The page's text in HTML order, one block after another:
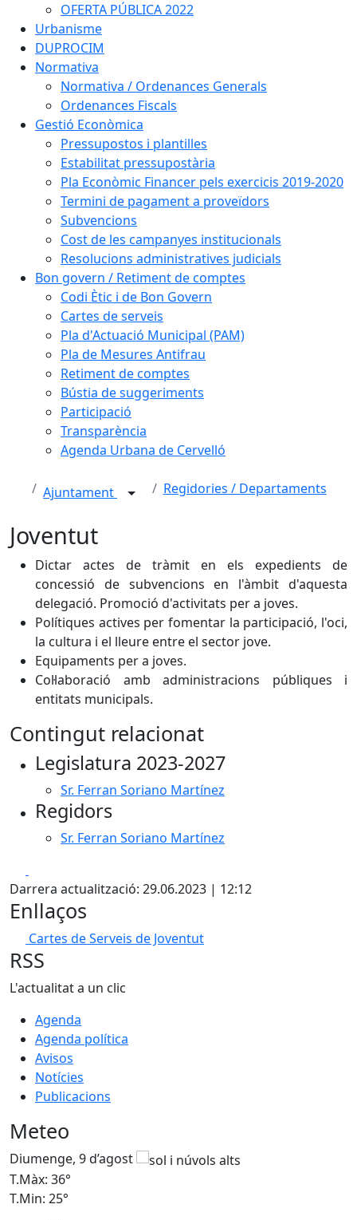
OFERTA PÚBLICA 2022
Urbanisme
DUPROCIM
Normativa
Normativa / Ordenances Generals
Ordenances Fiscals
Gestió Econòmica
Pressupostos i plantilles
Estabilitat pressupostària
Pla Econòmic Financer pels exercicis 2019-2020
Termini de pagament a proveïdors
Subvencions
Cost de les campanyes institucionals
Resolucions administratives judicials
Bon govern / Retiment de comptes
Codi Ètic i de Bon Govern
Cartes de serveis
Pla d'Actuació Municipal (PAM)
Pla de Mesures Antifrau
Retiment de comptes
Bústia de suggeriments
Participació
Transparència
Agenda Urbana de Cervelló
Ajuntament Regidories / Departaments
Joventut
Dictar actes de tràmit en els expedients de
concessió de subvencions en l'àmbit d'aquesta
delegació. Promoció d'activitats per a joves.
Polítiques actives per fomentar la participació, l'oci,
la cultura i el lleure entre el sector jove.
Equipaments per a joves.
Col·laboració amb administracions públiques i
entitats municipals.
Contingut relacionat
Legislatura 2023-2027
Sr. Ferran Soriano Martínez
Regidors
Sr. Ferran Soriano Martínez
Darrera actualització: 29.06.2023 | 12:12
Enllaços
Cartes de Serveis de Joventut
RSS
L'actualitat a un clic
Agenda
Agenda política
Avisos
Notícies
Publicacions
Meteo
Diumenge, 9 d’agost
T.Màx: 36°
T.Min: 25°